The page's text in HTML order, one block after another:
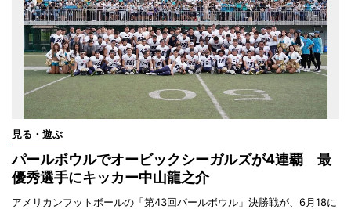
見る・遊ぶ
パールボウルでオービックシーガルズが4連覇 最
優秀選手にキッカー中山龍之介
アメリカンフットボールの「第43回パールボウル」決勝戦が、6月18に